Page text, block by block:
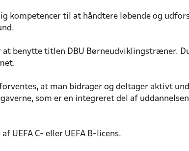
kompetencer til at håndtere løbende og
benytte titlen DBU Børneudviklingstræner.
at man bidrager og deltager aktivt
som er en integreret del af
UEFA C- eller UEFA B-licens.